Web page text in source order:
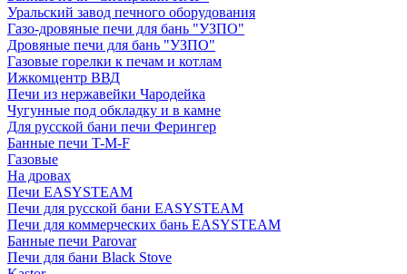
Уральский завод печного оборудования
Газо-дровяные печи для бань "УЗПО"
Дровяные печи для бань "УЗПО"
Газовые горелки к печам и котлам
Ижкомцентр ВВД
Печи из нержавейки Чародейка
Чугунные под обкладку и в камне
Для русской бани печи Ферингер
Банные печи T-M-F
Газовые
На дровах
Печи EASYSTEAM
Печи для русской бани EASYSTEAM
Печи для коммерческих бань EASYSTEAM
Банные печи Parovar
Печи для бани Black Stove